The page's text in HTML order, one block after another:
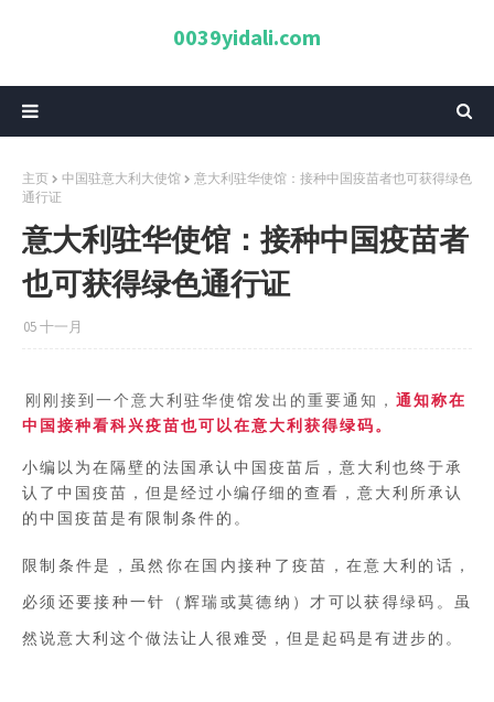
0039yidali.com
主页 中国驻意大利大使馆
意大利驻华使馆：接种中国疫苗者也可获得绿色
通行证
意大利驻华使馆：接种中国疫苗者
也可获得绿色通行证
05 十一月
刚刚接到一个意大利驻华使馆发出的重要通知， 通知称在
中国接种看科兴疫苗也可以在意大利获得绿码。
小编以为在隔壁的法国承认中国疫苗后，意大利也终于承
认了中国疫苗，但是经过小编仔细的查看，意大利所承认
的中国疫苗是有限制条件的。
限制条件是，虽然你在国内接种了疫苗，在意大利的话，
必须还要接种一针 （辉瑞或莫德纳 ）才可以获得绿码。虽
然说意大利这个做法让人很难受，但是起码是有进步的。